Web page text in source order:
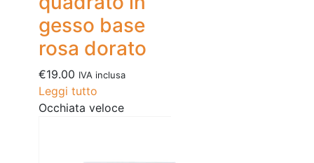
gesso base
rosa dorato
€19.00 IVA inclusa
Leggi tutto
Occhiata veloce